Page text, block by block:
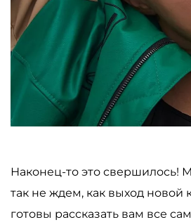
Наконец-то это свершилось!
так не ждем, как выход новой
готовы рассказать вам все